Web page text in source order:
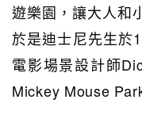
遊樂園，讓大人和
於是迪士尼先生於
電影場景設計師
Mickey Mouse